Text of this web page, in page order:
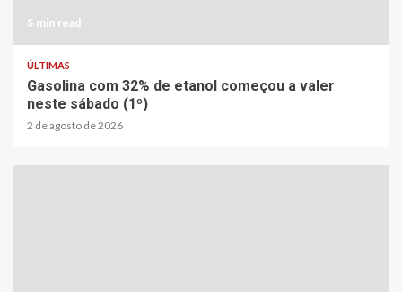
5 min read
ÚLTIMAS
Gasolina com 32% de etanol começou a valer
neste sábado (1º)
2 de agosto de 2026